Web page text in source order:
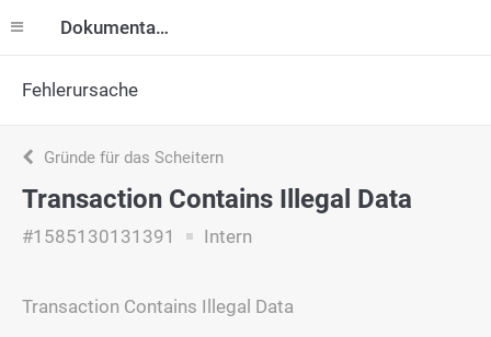
Dokumentation
Fehlerursache
Gründe für das Scheitern
Transaction Contains Illegal Data
#1585130131391 Intern
Transaction Contains Illegal Data